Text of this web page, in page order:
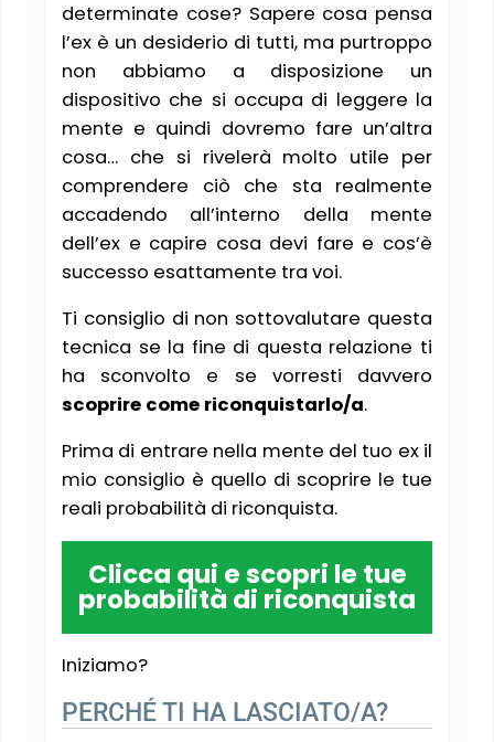
determinate cose? Sapere cosa pensa
l’ex è un desiderio di tutti, ma purtroppo
non abbiamo a disposizione un
dispositivo che si occupa di leggere la
mente e quindi dovremo fare un’altra
cosa… che si rivelerà molto utile per
comprendere ciò che sta realmente
accadendo all’interno della mente
dell’ex e capire cosa devi fare e cos’è
successo esattamente tra voi.
Ti consiglio di non sottovalutare questa
tecnica se la fine di questa relazione ti
ha sconvolto e se vorresti davvero
scoprire come riconquistarlo/a.
Prima di entrare nella mente del tuo ex il
mio consiglio è quello di scoprire le tue
reali probabilità di riconquista.
Clicca qui e scopri le tue
probabilità di riconquista
Iniziamo?
PERCHÉ TI HA LASCIATO/A?